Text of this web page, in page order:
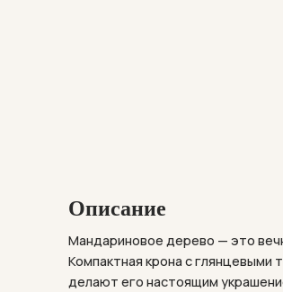
Описание
Мандариновое дерево — это
Компактная крона с
делают его настоящим